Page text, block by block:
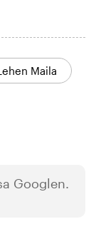
Maila
Googlen.